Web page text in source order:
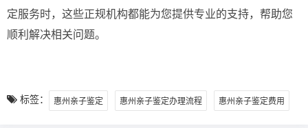
定服务时，这些正规机构都能为您提供专业的支持，帮助您
顺利解决相关问题。
标签： 惠州亲子鉴定 惠州亲子鉴定办理流程 惠州亲子鉴定费用